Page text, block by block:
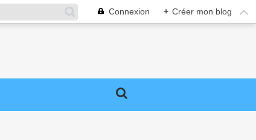
Connexion + Créer mon blog